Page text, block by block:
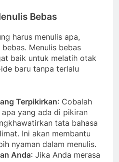
Bebas
harus menulis apa,
Menulis bebas
baik untuk melatih otak
baru tanpa terlalu
Terpikirkan: Cobalah
yang ada di pikiran
tata bahasa
Ini akan membantu
nyaman dalam menulis.
Anda: Jika Anda merasa